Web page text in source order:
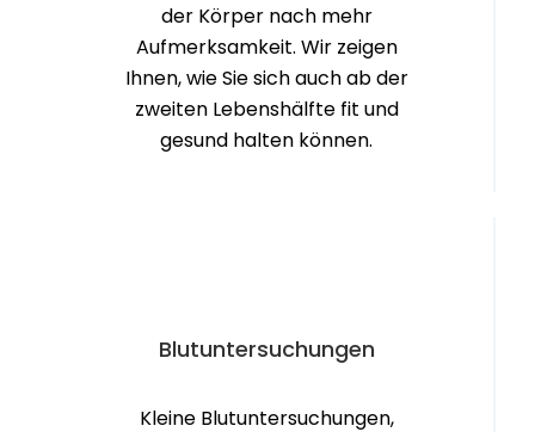
der Körper nach mehr
Aufmerksamkeit. Wir zeigen
Ihnen, wie Sie sich auch ab der
zweiten Lebenshälfte fit und
gesund halten können.
Blut­unter­suchungen
Kleine Blutuntersuchungen,